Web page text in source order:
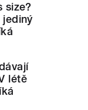
" style="">
size?
jediný
létě